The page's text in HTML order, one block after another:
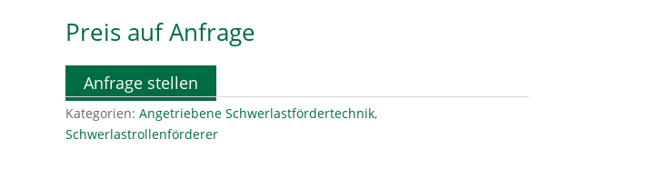
Preis auf Anfrage
Anfrage stellen
Kategorien: Angetriebene Schwerlastfördertechnik,
Schwerlastrollenförderer